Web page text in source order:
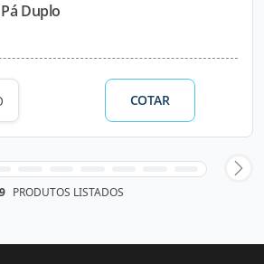
Duplo
COTAR
9 PRODUTOS LISTADOS